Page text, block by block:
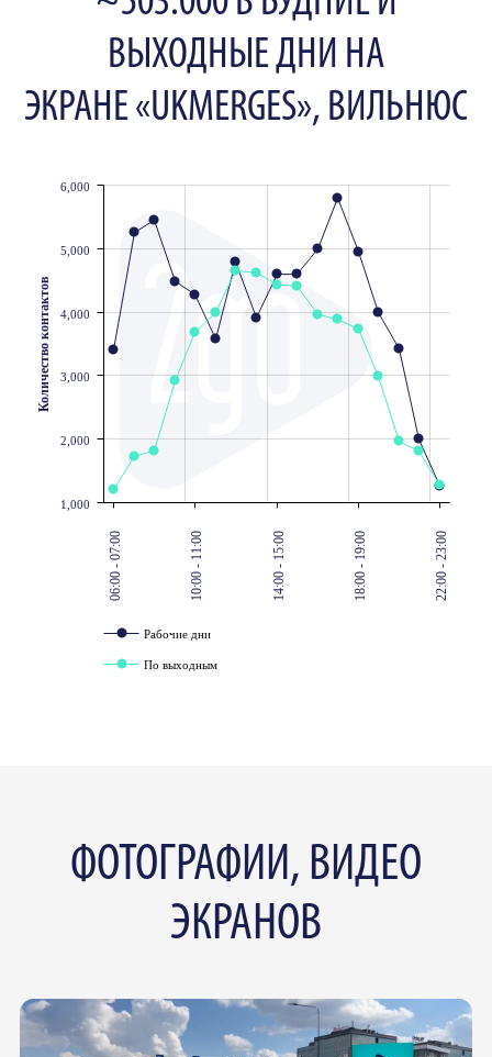
ВЫХОДНЫЕ ДНИ НА
ЭКРАНЕ «UKMERGES», ВИЛЬНЮС
06:00 - 07:00 10:00 - 11:00 14:00 - 15:00 18:00 - 19:00 22:00 - 23:00
1,000
2,000
3,000
4,000
5,000
6,000
Количество контактов
Рабочие дни
По выходным
ФОТОГРАФИИ, ВИДЕО
ЭКРАНОВ